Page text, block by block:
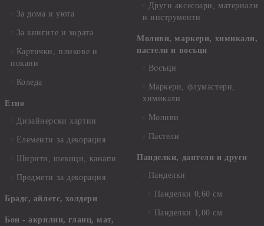
За дома и уюта
За книгите и хората
Картички, пликове и
покани
Коледа
Етно
Дизайнерски хартии
Елементи за декорация
Ширити, шевици, канапи
Предмети за декорация
Брадс, айлетс, холдери
Бои - акрилни, гланц, мат,
Други аксесоари, материали
и инструменти
Моливи, маркери, химикали,
пастели и восъци
Восъци
Маркери, флумастери,
химикали
Моливи
Пастели
Панделки, дантели и други
Панделки
Панделки 0,60 см
Панделки 1,00 см